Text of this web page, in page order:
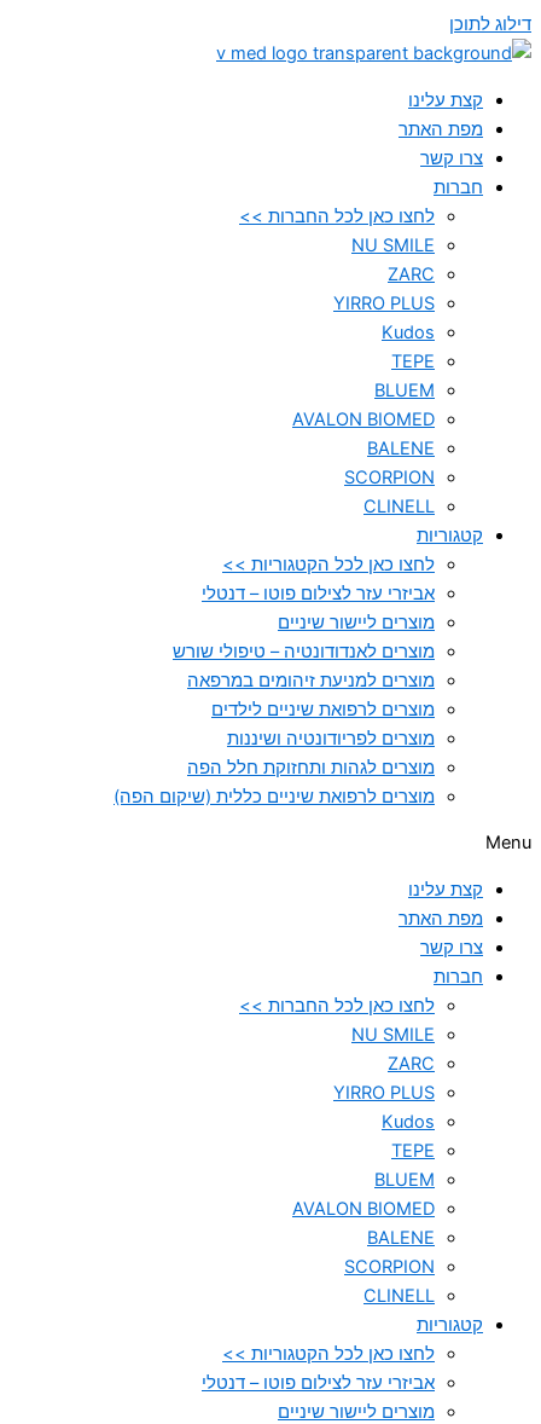
דילוג לתוכן
קצת עלינו
מפת האתר
צרו קשר
חברות
לחצו כאן לכל החברות >>
NU SMILE
ZARC
YIRRO PLUS
Kudos
TEPE
BLUEM
AVALON BIOMED
BALENE
SCORPION
CLINELL
קטגוריות
לחצו כאן לכל הקטגוריות >>
אביזרי עזר לצילום פוטו – דנטלי
מוצרים ליישור שיניים
מוצרים לאנדודונטיה – טיפולי שורש
מוצרים למניעת זיהומים במרפאה
מוצרים לרפואת שיניים לילדים
מוצרים לפריודונטיה ושיננות
מוצרים לגהות ותחזוקת חלל הפה
מוצרים לרפואת שיניים כללית (שיקום הפה)
Menu
קצת עלינו
מפת האתר
צרו קשר
חברות
לחצו כאן לכל החברות >>
NU SMILE
ZARC
YIRRO PLUS
Kudos
TEPE
BLUEM
AVALON BIOMED
BALENE
SCORPION
CLINELL
קטגוריות
לחצו כאן לכל הקטגוריות >>
אביזרי עזר לצילום פוטו – דנטלי
מוצרים ליישור שיניים